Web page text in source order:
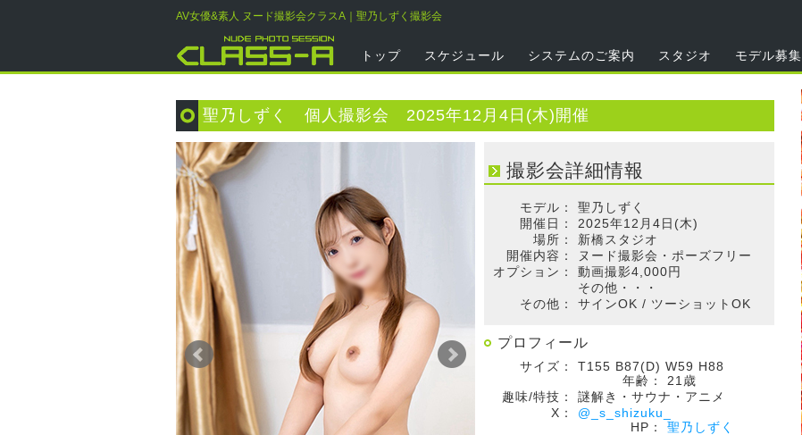
AV女優&素人 ヌード撮影会クラスA｜聖乃しずく撮影会
トップ スケジュール システムのご案内 スタジオ モデル募集
聖乃しずく 個人撮影会 2025年12月4日(木)開催
撮影会詳細情報
モデル：
聖乃しずく
開催日：
2025年12月4日(木)
場所：
新橋スタジオ
開催内容：
ヌード撮影会・ポーズフリー
オプション：
動画撮影4,000円
その他・・・
その他：
サインOK / ツーショットOK
プロフィール
サイズ：
T155 B87(D) W59 H88
年齢：
21歳
趣味/特技：
謎解き・サウナ・アニメ
X：
@_s_shizuku_
HP：
聖乃しずく